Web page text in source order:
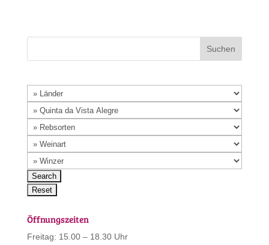
Öffnungszeiten
Freitag: 15.00 – 18.30 Uhr